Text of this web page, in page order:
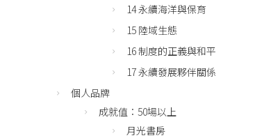
14 永續海洋與保育
15 陸域生態
16 制度的正義與和平
17 永續發展夥伴關係
個人品牌
成就值：50場以上
月光書房